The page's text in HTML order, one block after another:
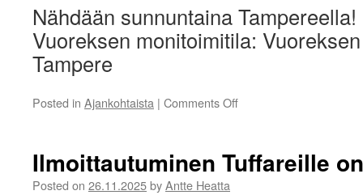
Nähdään sunnuntaina Tampereella!
Vuoreksen monitoimitila:
Tampere
Posted in Ajankohtaista | Comments Offon
Ilmoittautuminen Tuffareille
Posted on 26.11.2025byAntte Heatta